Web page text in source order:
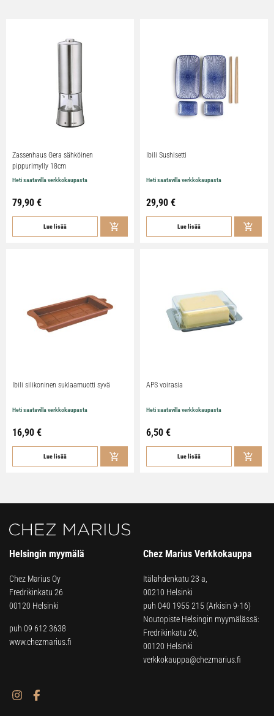
Zassenhaus Gera sähköinen
pippurimylly 18cm
Heti saatavilla verkkokaupasta
79,90 €
Lue lisää
Ibili Sushisetti
Heti saatavilla verkkokaupasta
29,90 €
Lue lisää
Ibili silikoninen suklaamuotti syvä
Heti saatavilla verkkokaupasta
16,90 €
Lue lisää
APS voirasia
Heti saatavilla verkkokaupasta
6,50 €
Lue lisää
Helsingin myymälä
Chez Marius Oy
Fredrikinkatu 26
00120 Helsinki
puh 09 612 3638
www.chezmarius.fi
Chez Marius Verkkokauppa
Itälahdenkatu 23 a,
00210 Helsinki
puh 040 1955 215 (Arkisin 9-16)
Noutopiste Helsingin myymälässä:
Fredrikinkatu 26,
00120 Helsinki
verkkokauppa@chezmarius.fi